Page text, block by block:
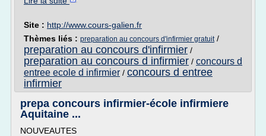
Site : http://www.cours-galien.fr
Thèmes liés : preparation au concours d'infirmier gratuit/
preparation au concours d'infirmier /
preparation au concours d infirmier / concours d
entree ecole d infirmier / concours d entree
infirmier
prepa concours infirmier-école infirmiere
Aquitaine ...
NOUVEAUTES